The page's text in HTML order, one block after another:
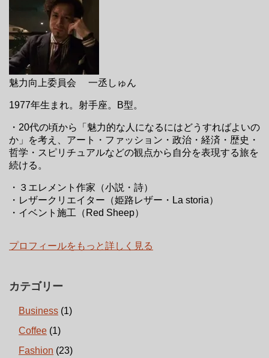
魅力向上委員会 一丞しゅん
1977年生まれ。射手座。B型。
・20代の頃から「魅力的な人になるにはどうすればよいの
か」を考え、アート・ファッション・政治・経済・歴史・
哲学・スピリチュアルなどの観点から自分を表現する旅を
続ける。
・３エレメント作家（小説・詩）
・レザークリエイター（姫路レザー・La storia）
・イベント施工（Red Sheep）
プロフィールをもっと詳しく見る
カテゴリー
Business (1)
Coffee (1)
Fashion (23)